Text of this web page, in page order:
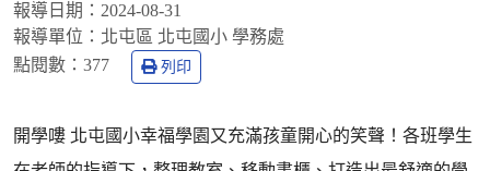
報導日期： 2024-08-31
報導單位： 北屯區 北屯國小 學務處
點閱數： 377 列印
開學嘍 北屯國小幸福學園又充滿孩童開心的笑聲！各班學生